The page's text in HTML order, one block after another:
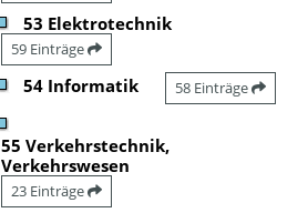
53 Elektrotechnik
59 Einträge
54 Informatik 58 Einträge
55 Verkehrstechnik,
Verkehrswesen
23 Einträge